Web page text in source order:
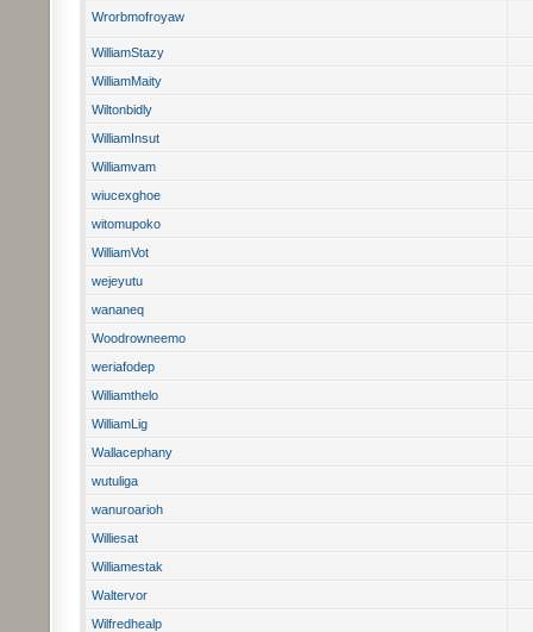
Wrorbmofroyaw
WilliamStazy
WilliamMaity
Wiltonbidly
WilliamInsut
Williamvam
wiucexghoe
witomupoko
WilliamVot
wejeyutu
wananeq
Woodrowneemo
weriafodep
Williamthelo
WilliamLig
Wallacephany
wutuliga
wanuroarioh
Williesat
Williamestak
Waltervor
Wilfredhealp